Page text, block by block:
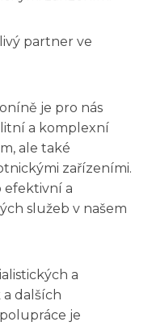
partner ve
je pro nás
a komplexní
ale také
zařízeními.
efektivní a
služeb v našem
a
dalších
je